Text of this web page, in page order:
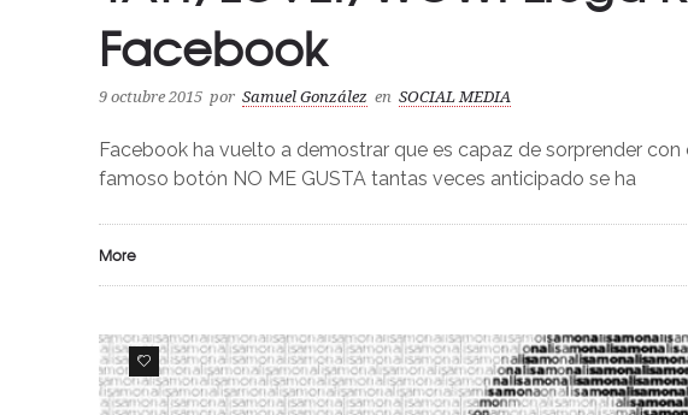
Facebook
9 octubre 2015 por Samuel González en SOCIAL MEDIA
Facebook ha vuelto a demostrar que es capaz de sorprender con
famoso botón NO ME GUSTA tantas veces anticipado se ha
More
0